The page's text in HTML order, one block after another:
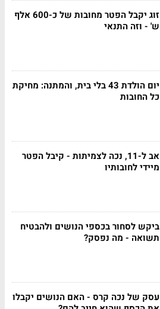
זוג יקבל הפטר מחובות של כ-600 אלף
ש' - וזה התנאי
יום הולדת 43 בלי בית, והמתנה: מחיקת
כל החובות
אב ל-11, נכה לצמיתות - קיבל הפטר
מיידי לחובותיו
ביקש לסחור בכספי הנושים ולהבטיח
תשואה - מה נפסק?
עסק של נכה קרס - האם הנושים יקבלו